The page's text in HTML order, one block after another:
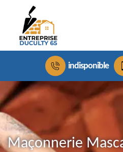
indisponible
Maçonnerie